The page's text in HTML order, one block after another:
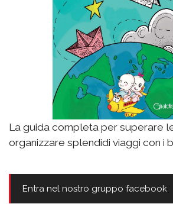
La guida completa per superare
organizzare splendidi viaggi con i
Entra nel nostro gruppo facebook